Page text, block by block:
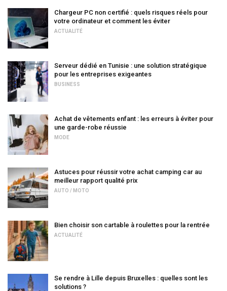
Chargeur PC non certifié : quels risques réels pour
votre ordinateur et comment les éviter
ACTUALITÉ
Serveur dédié en Tunisie : une solution stratégique
pour les entreprises exigeantes
BUSINESS
Achat de vêtements enfant : les erreurs à éviter pour
une garde-robe réussie
MODE
Astuces pour réussir votre achat camping car au
meilleur rapport qualité prix
AUTO / MOTO
Bien choisir son cartable à roulettes pour la rentrée
ACTUALITÉ
Se rendre à Lille depuis Bruxelles : quelles sont les
solutions ?